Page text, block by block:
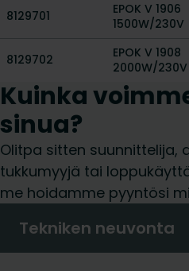
8129701
EPOK V 1906
1500W/230V
8129702
EPOK V 1908
2000W/230V
Kuinka
sinua?
Olitpa sitten suunnittelija,
tukkumyyjä tai
me hoidamme pyyntösi
Tekniken neuvonta